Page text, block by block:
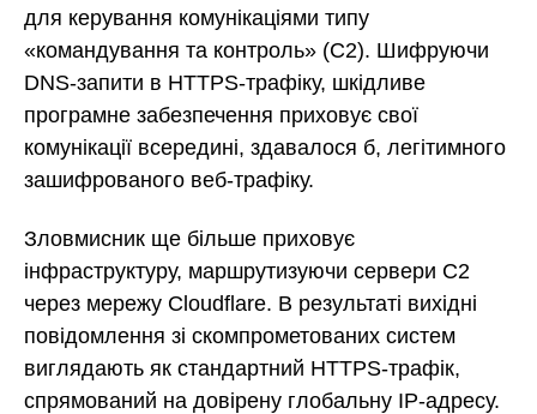
для керування комунікаціями типу
«командування та контроль» (C2). Шифруючи
DNS-запити в HTTPS-трафіку, шкідливе
програмне забезпечення приховує свої
комунікації всередині, здавалося б, легітимного
зашифрованого веб-трафіку.
Зловмисник ще більше приховує
інфраструктуру, маршрутизуючи сервери C2
через мережу Cloudflare. В результаті вихідні
повідомлення зі скомпрометованих систем
виглядають як стандартний HTTPS-трафік,
спрямований на довірену глобальну IP-адресу.